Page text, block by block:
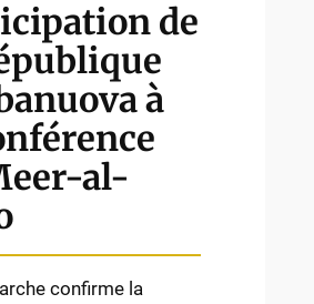
de
à
al-
confirme la